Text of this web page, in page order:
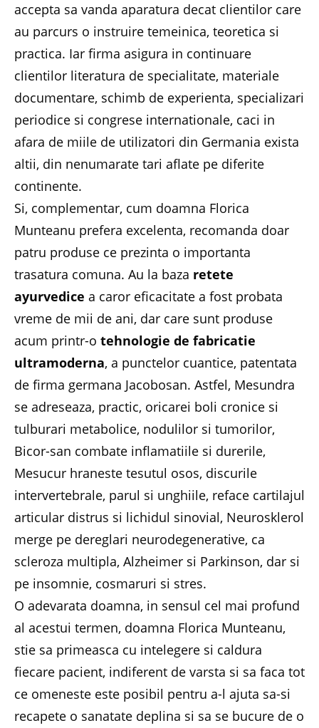
accepta sa vanda aparatura decat clientilor care
au parcurs o instruire temeinica, teoretica si
practica. Iar firma asigura in continuare
clientilor literatura de specialitate, materiale
documentare, schimb de experienta, specializari
periodice si congrese internationale, caci in
afara de miile de utilizatori din Germania exista
altii, din nenumarate tari aflate pe diferite
continente.
Si, complementar, cum doamna Florica
Munteanu prefera excelenta, recomanda doar
patru produse ce prezinta o importanta
trasatura comuna. Au la baza retete
ayurvedice a caror eficacitate a fost probata
vreme de mii de ani, dar care sunt produse
acum printr-o tehnologie de fabricatie
ultramoderna, a punctelor cuantice, patentata
de firma germana Jacobosan. Astfel, Mesundra
se adreseaza, practic, oricarei boli cronice si
tulburari metabolice, nodulilor si tumorilor,
Bicor-san combate inflamatiile si durerile,
Mesucur hraneste tesutul osos, discurile
intervertebrale, parul si unghiile, reface cartilajul
articular distrus si lichidul sinovial, Neurosklerol
merge pe dereglari neurodegenerative, ca
scleroza multipla, Alzheimer si Parkinson, dar si
pe insomnie, cosmaruri si stres.
O adevarata doamna, in sensul cel mai profund
al acestui termen, doamna Florica Munteanu,
stie sa primeasca cu intelegere si caldura
fiecare pacient, indiferent de varsta si sa faca tot
ce omeneste este posibil pentru a-l ajuta sa-si
recapete o sanatate deplina si sa se bucure de o